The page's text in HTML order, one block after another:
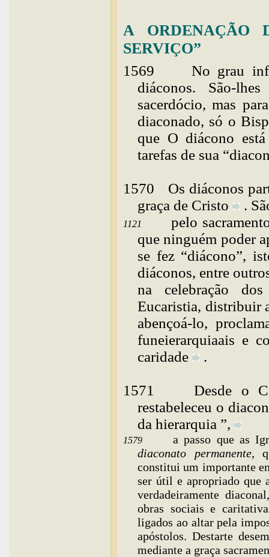
A ORDENAÇÃO
SERVIÇO”
1569
No grau
diáconos. São-
sacerdócio, mas
diaconado, só o
que O diácono
tarefas de sua “
1570 Os diáconos
graça de Cristo .
1121 pelo
que ninguém poder
se fez “diácono”,
diáconos, entre
na celebração
Eucaristia, distribuir
abençoá-lo,
funeierarquiaais e
caridade
.
1571 Desde o
restabeleceu o
da hierarquia ”,
1579 a passo que as
diaconato permanente,
constitui um importante
ser útil e apropriado que
verdadeiramente
obras sociais e
ligados ao altar pela
apóstolos. Destarte
mediante a graça